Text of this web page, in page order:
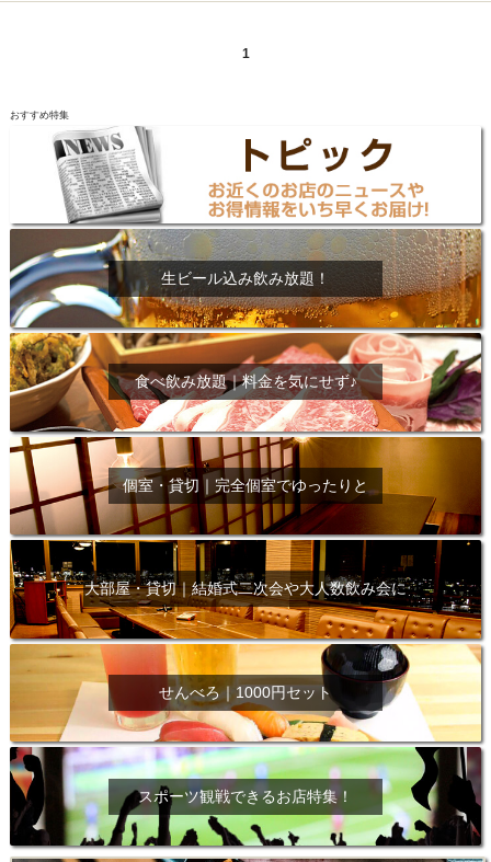
1
おすすめ特集
生ビール込み飲み放題！
食べ飲み放題｜料金を気にせず♪
個室・貸切｜完全個室でゆったりと
大部屋・貸切｜結婚式二次会や大人数飲み会に
せんべろ｜1000円セット
スポーツ観戦できるお店特集！